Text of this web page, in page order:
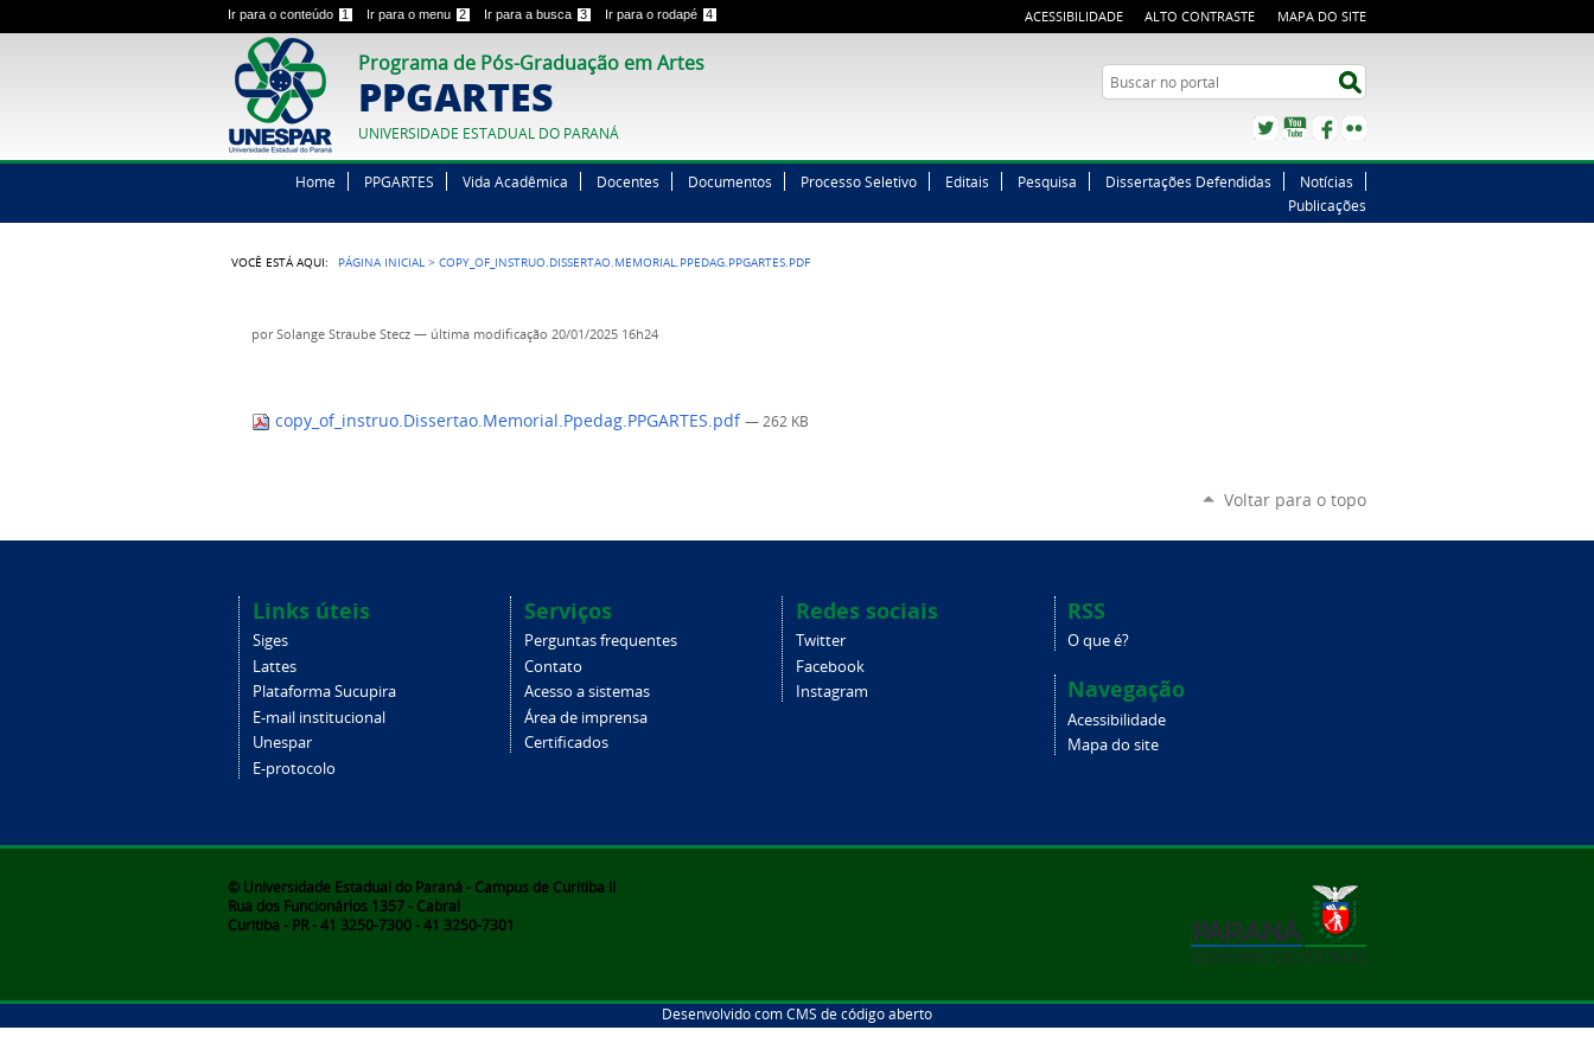
Ir para o conteúdo 1 Ir para o menu 2 Ir para a busca 3 Ir para o rodapé 4 ACESSIBILIDADE ALTO CONTRASTE MAPA DO SITE
Programa de Pós-Graduação em Artes
PPGARTES
UNIVERSIDADE ESTADUAL DO PARANÁ
Buscar no portal
TwitterYouTubeFacebook
Home PPGARTES Vida Acadêmica Docentes Documentos Processo Seletivo Editais Pesquisa Dissertações Defendidas
Notícias
Publicações
VOCÊ ESTÁ AQUI: PÁGINA INICIAL >COPY_OF_INSTRUO.DISSERTAO.MEMORIAL.PPEDAG.PPGARTES.PDF
porSolange Straube Stecz— última modificação 20/01/2025 16h24
copy_of_instruo.Dissertao.Memorial.Ppedag.PPGARTES.pdf — 262 KB
Voltar para o topo
Links úteis
Siges
Lattes
Plataforma Sucupira
E-mail institucional
Unespar
E-protocolo
Serviços
Perguntas frequentes
Contato
Acesso a sistemas
Área de imprensa
Certificados
Redes sociais
Twitter
Facebook
Instagram
RSS
O que é?
Navegação
Acessibilidade
Mapa do site
© Universidade Estadual do Paraná - Campus de Curitiba II
Rua dos Funcionários 1357 - Cabral
Curitiba - PR - 41 3250-7300 - 41 3250-7301
Desenvolvido com CMS de código aberto